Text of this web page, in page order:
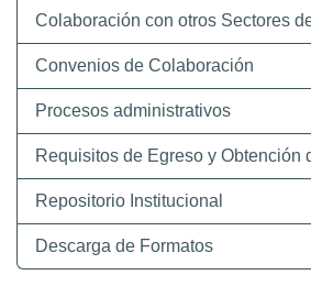
Colaboración con otros Sectores
Convenios de Colaboración
Procesos administrativos
Requisitos de Egreso y Obtención
Repositorio Institucional
Descarga de Formatos